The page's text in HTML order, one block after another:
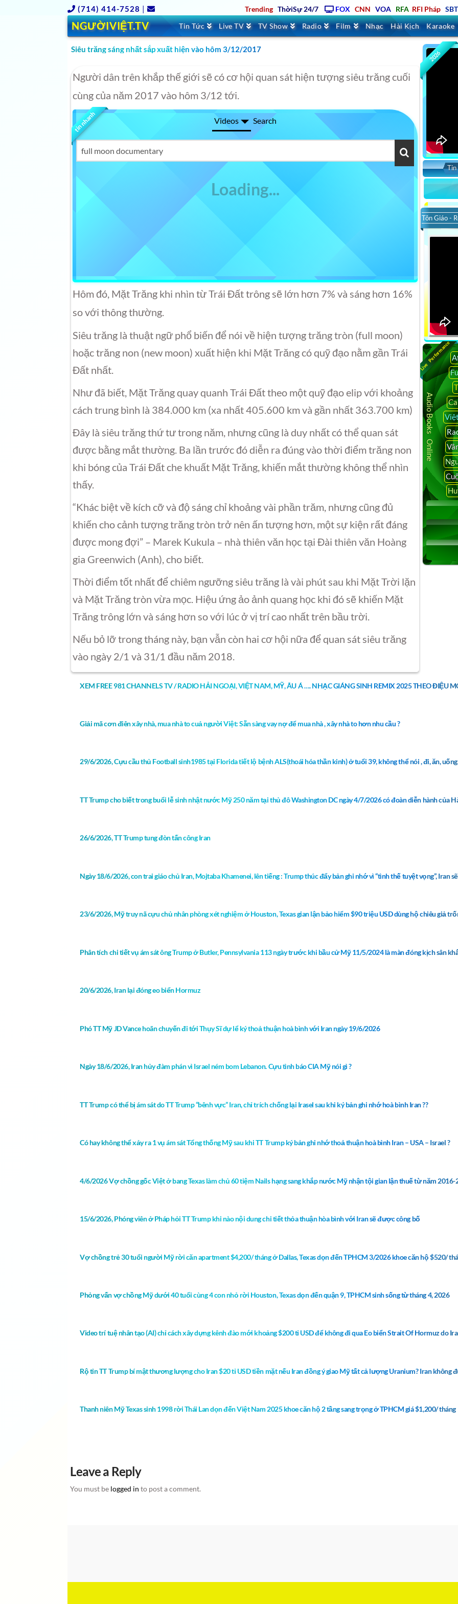
(714) 414-7528 | Trending ThờiSự 24/7 FOX CNN VOA RFA RFI Pháp
NGƯỜIVIỆT.TV Tin Tức Live TV TV Show Radio Film Nhạc Hài Kịch Karaoke
Siêu trăng sáng nhất sắp xuất hiện vào hôm 3/12/2017
Người dân trên khắp thế giới sẽ có cơ hội quan sát hiện tượng siêu trăng cuối
cùng của năm 2017 vào hôm 3/12 tới.
tin nhanh Videos Search
Hôm đó, Mặt Trăng khi nhìn từ Trái Đất trông sẽ lớn hơn 7% và sáng hơn 16%
so với thông thường.
Siêu trăng là thuật ngữ phổ biến để nói về hiện tượng trăng tròn (full moon)
hoặc trăng non (new moon) xuất hiện khi Mặt Trăng có quỹ đạo nằm gần Trái
Đất nhất.
Như đã biết, Mặt Trăng quay quanh Trái Đất theo một quỹ đạo elip với khoảng
cách trung bình là 384.000 km (xa nhất 405.600 km và gần nhất 363.700 km)
Đây là siêu trăng thứ tư trong năm, nhưng cũng là duy nhất có thể quan sát
được bằng mắt thường. Ba lần trước đó diễn ra đúng vào thời điểm trăng non
khi bóng của Trái Đất che khuất Mặt Trăng, khiến mắt thường không thể nhìn
thấy.
“Khác biệt về kích cỡ và độ sáng chỉ khoảng vài phần trăm, nhưng cũng đủ
khiến cho cảnh tượng trăng tròn trở nên ấn tượng hơn, một sự kiện rất đáng
được mong đợi” – Marek Kukula – nhà thiên văn học tại Đài thiên văn Hoàng
gia Greenwich (Anh), cho biết.
Thời điểm tốt nhất để chiêm ngưỡng siêu trăng là vài phút sau khi Mặt Trời lặn
và Mặt Trăng tròn vừa mọc. Hiệu ứng ảo ảnh quang học khi đó sẽ khiến Mặt
Trăng trông lớn và sáng hơn so với lúc ở vị trí cao nhất trên bầu trời.
Nếu bỏ lỡ trong tháng này, bạn vẫn còn hai cơ hội nữa để quan sát siêu trăng
vào ngày 2/1 và 31/1 đầu năm 2018.
XEM FREE 981 CHANNELS TV / RADIO HẢI NGOẠI, VIỆT NAM, MỸ, ÂU Á …. NHẠC GIÁNG SINH REMIX 2025 THEO ĐIỆU
Giải mã cơn điên xây nhà, mua nhà to cuả người Việt: Sẵn sàng vay nợ để mua nhà , xây nhà to hơn nhu cầu ?
29/6/2026, Cựu cầu thủ Football sinh1985 tại Florida tiết lộ bệnh ALS(thoái hóa thần kinh) ở tuổi 39, không thể nói , đi, ăn,
TT Trump cho biết trong buổi lễ sinh nhật nước Mỹ 250 năm tại thủ đô Washington DC ngày 4/7/2026 có đoàn diễn hành của
26/6/2026, TT Trump tung đòn tấn công Iran
Ngày 18/6/2026, con trai giáo chủ Iran, Mojtaba Khamenei, lên tiếng : Trump thúc đẩy bản ghi nhớ vì “tình thế tuyệt vọng”, Iran
23/6/2026, Mỹ truy nã cựu chủ nhân phòng xét nghiệm ở Houston, Texas gian lận bảo hiểm $90 triệu USD dùng hộ chiêu giả
Phân tích chi tiết vụ ám sát ông Trump ở Butler, Pennsylvania 113 ngày trước khi bầu cử Mỹ 11/5/2024 là màn đóng kịch sân
20/6/2026, Iran lại đóng eo biển Hormuz
Phó TT Mỹ JD Vance hoãn chuyến đi tới Thụy Sĩ dự lể ký thoả thuận hoà bình với Iran ngày 19/6/2026
Ngày 18/6/2026, Iran hủy đàm phán vì Israel ném bom Lebanon. Cựu tình báo CIA Mỹ nói gì ?
TT Trump có thể bị ám sát do TT Trump “bênh vực” Iran, chỉ trích chống lại Irasel sau khi ký bản ghi nhớ hoà bình Iran ??
Có hay không thể xảy ra 1 vụ ám sát Tổng thống Mỹ sau khi TT Trump ký bản ghi nhớ thoả thuận hoà bình Iran – USA – Israel ?
4/6/2026 Vợ chồng gốc Việt ở bang Texas làm chủ 60 tiệm Nails hạng sang khắp nước Mỹ nhận tội gian lận thuế từ năm
15/6/2026, Phóng viên ở Pháp hỏi TT Trump khi nào nội dung chi tiết thỏa thuận hòa bình với Iran sẽ được công bố
Vợ chồng trẻ 30 tuổi người Mỹ rời căn apartment $4,200/ tháng ở Dallas, Texas dọn đến TPHCM 3/2026 khoe căn hộ $520/
Phỏng vấn vợ chồng Mỹ dưới 40 tuổi cùng 4 con nhỏ rời Houston, Texas dọn đến quận 9, TPHCM sinh sống từ tháng 4, 2026
Video trí tuệ nhân tạo (AI) chỉ cách xây dựng kênh đào mới khoảng $200 tỉ USD để không đi qua Eo biển Strait Of Hormuz do
Rộ tin TT Trump bí mật thương lượng cho Iran $20 tỉ USD tiền mặt nếu Iran đồng ý giao Mỹ tất cả lượng Uranium? Iran không
Thanh niên Mỹ Texas sinh 1998 rời Thái Lan dọn đến Việt Nam 2025 khoe căn hộ 2 tầng sang trọng ở TPHCM giá $1,200/ tháng
Leave a Reply
You must be logged in to post a comment.
2026
Tin
Tôn Giáo -
Live Performance
Audio Books Online